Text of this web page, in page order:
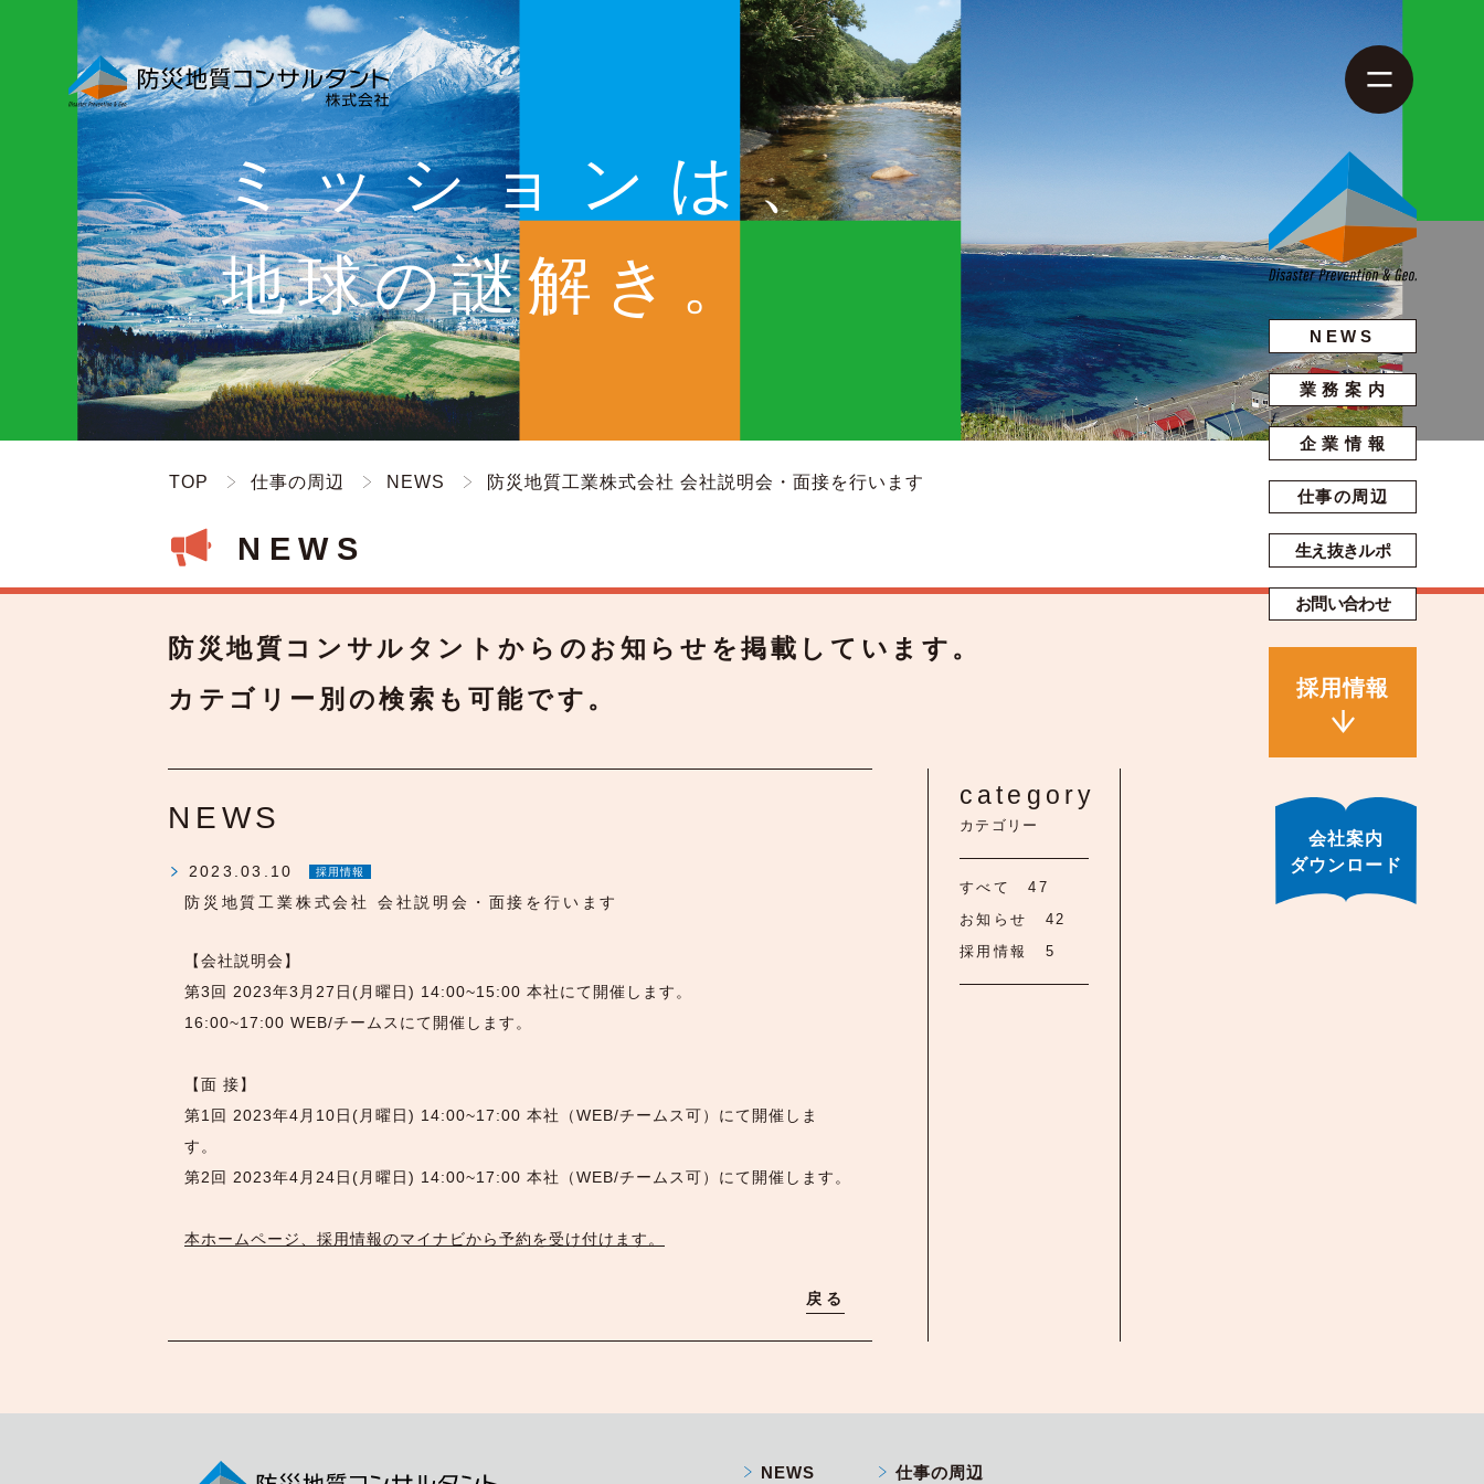
NEWS
業務案内
企業情報
仕事の周辺
生え抜きルポ
お問い合わせ
採用情報
会社案内
ダウンロード
ミッションは、
地球の謎解き。
TOP 仕事の周辺 NEWS 防災地質工業株式会社 会社説明会・面接を行います
NEWS
防災地質コンサルタントからのお知らせを掲載しています。
カテゴリー別の検索も可能です。
category
カテゴリー
すべて
47
お知らせ
42
採用情報
5
NEWS
2023.03.10 採用情報
防災地質工業株式会社 会社説明会・面接を行います
【会社説明会】
第3回 2023年3月27日(月曜日) 14:00~15:00 本社にて開催します。
16:00~17:00 WEB/チームスにて開催します。
【面 接】
第1回 2023年4月10日(月曜日) 14:00~17:00 本社（WEB/チームス可）にて開催しま
す。
第2回 2023年4月24日(月曜日) 14:00~17:00 本社（WEB/チームス可）にて開催します。
本ホームページ、採用情報のマイナビから予約を受け付けます。
戻る
NEWS 仕事の周辺